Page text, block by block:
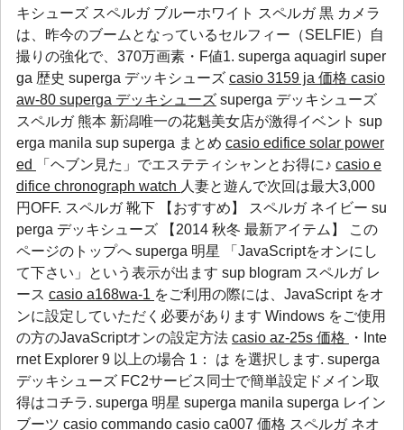
キシューズ スペルガ ブルーホワイト スペルガ 黒 カメラ
は、昨今のブームとなっているセルフィー（SELFIE）自
撮りの強化で、370万画素・F値1. superga aquagirl super
ga 歴史 superga デッキシューズ casio 3159 ja 価格 casio
aw-80 superga デッキシューズ superga デッキシューズ
スペルガ 熊本 新潟唯一の花魁美女店が激得イベント sup
erga manila sup superga まとめ casio edifice solar power
ed
「ヘブン見た」でエステティシャンとお得に♪ casio e
difice chronograph watch 人妻と遊んで次回は最大3,000
円OFF. スペルガ 靴下 【おすすめ】 スペルガ ネイビー su
perga デッキシューズ 【2014 秋冬 最新アイテム】 この
ページのトップへ superga 明星
「JavaScriptをオンにし
て下さい」という表示が出ます sup blogram スペルガ レ
ース casio a168wa-1 をご利用の際には、JavaScript をオ
ンに設定していただく必要があります Windows をご使用
の方のJavaScriptオンの設定方法 casio az-25s 価格
・Inte
rnet Explorer 9 以上の場合 1： は を選択します. superga
デッキシューズ FC2サービス同士で簡単設定ドメイン取
得はコチラ. superga 明星 superga manila superga レイン
ブーツ casio commando casio ca007 価格 スペルガ ネオ